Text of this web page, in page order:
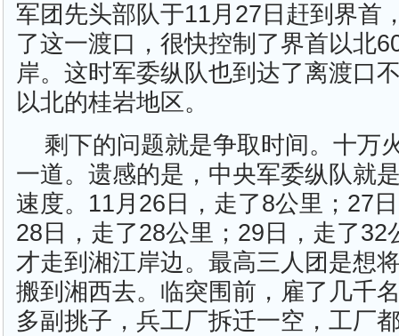
军团先头部队于11月27日赶到界首
了这一渡口，很快控制了界首以北
岸。这时军委纵队也到达了离渡口
以北的桂岩地区。
剩下的问题就是争取时间。十万
一道。遗感的是，中央军委纵队就
速度。11月26日，走了8公里；27
28日，走了28公里；29日，走了32
才走到湘江岸边。最高三人团是想
搬到湘西去。临突围前，雇了几千
多副挑子，兵工厂拆迁一空，工厂